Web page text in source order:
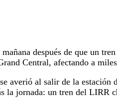
después de que un
Central, afectando a
averió al salir de la estación
la jornada: un tren del